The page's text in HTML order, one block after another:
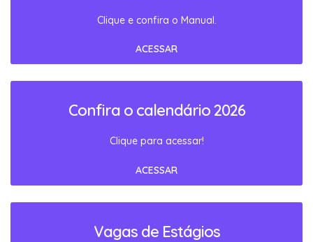
Clique e confira o Manual.
ACESSAR
Confira o calendário 2026
Clique para acessar!
ACESSAR
Vagas de Estágios